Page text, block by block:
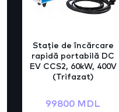
Stație de încărcare
rapidă portabilă DC
EV CCS2, 60kW, 400V
(Trifazat)
99800 MDL